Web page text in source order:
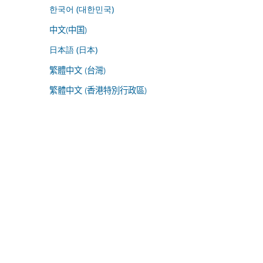
한국어 (대한민국)
中文(中国)
日本語 (日本)
繁體中文 (台灣)
繁體中文 (香港特別行政區)